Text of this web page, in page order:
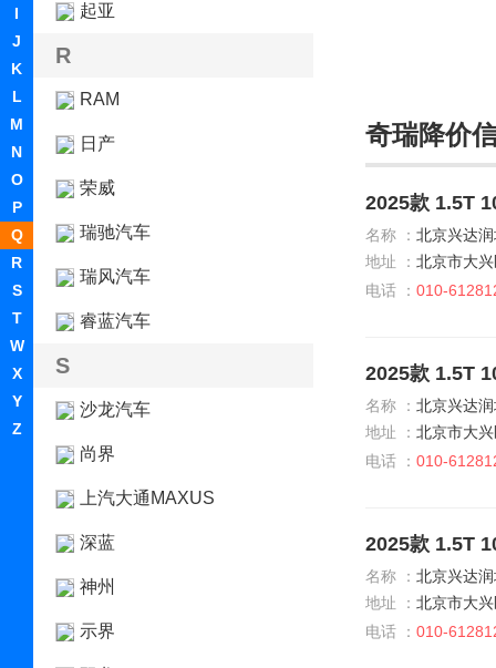
I
J
K
L
M
N
O
P
Q
R
S
T
W
X
Y
Z
起亚
R
RAM
日产
荣威
瑞驰汽车
瑞风汽车
睿蓝汽车
S
沙龙汽车
尚界
上汽大通MAXUS
深蓝
神州
示界
奇瑞降价
2025款 1.5T
名称 ： 北京兴达
地址 ： 北京市大
电话 ： 010-
2025款 1.5T
名称 ： 北京兴达
地址 ： 北京市大
电话 ： 010-
2025款 1.5T
名称 ： 北京兴达
地址 ： 北京市大
电话 ： 010-